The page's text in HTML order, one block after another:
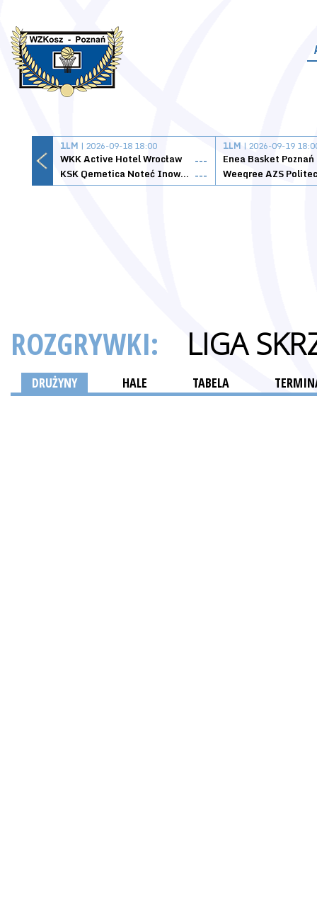
1LM | 2026-09-18 18:00
WKK Active Hotel Wrocław
---
KSK Qemetica Noteć Inowrocław ---
1LM | 2026-09-19
Enea Basket Poznań
ROZGRYWKI: LIGA
DRUŻYNY HALE TABELA